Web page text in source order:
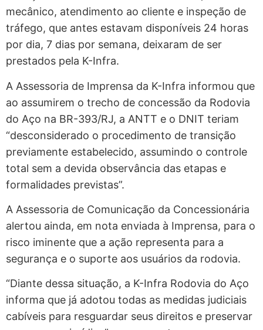
mecânico, atendimento ao cliente e inspeção de
tráfego, que antes estavam disponíveis 24 horas
por dia, 7 dias por semana, deixaram de ser
prestados pela K-Infra.
A Assessoria de Imprensa da K-Infra informou que
ao assumirem o trecho de concessão da Rodovia
do Aço na BR-393/RJ, a ANTT e o DNIT teriam
“desconsiderado o procedimento de transição
previamente estabelecido, assumindo o controle
total sem a devida observância das etapas e
formalidades previstas”.
A Assessoria de Comunicação da Concessionária
alertou ainda, em nota enviada à Imprensa, para o
risco iminente que a ação representa para a
segurança e o suporte aos usuários da rodovia.
“Diante dessa situação, a K-Infra Rodovia do Aço
informa que já adotou todas as medidas judiciais
cabíveis para resguardar seus direitos e preservar